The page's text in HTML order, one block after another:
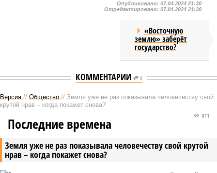
Опубликовано: 07.04.2024 21:30
Отредактировано: 07.04.2024 21:30
«Восточную
землю» заберёт
государство?
КОММЕНТАРИИ 0
Версия // Общество // Земля уже не раз показывала человечеству свой
крутой нрав – когда покажет снова?
Земля уже не раз показывала человечеству свой крутой
нрав – когда покажет снова?
811
Последние времена